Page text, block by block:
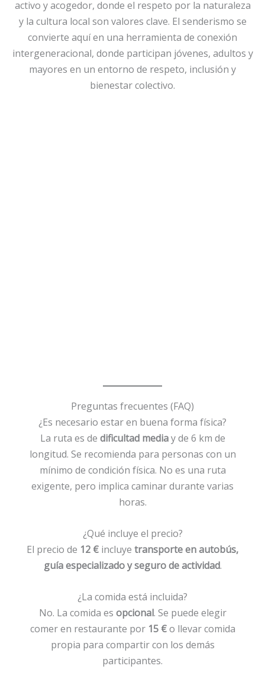
activo y acogedor, donde el respeto por la naturaleza
y la cultura local son valores clave. El senderismo se
convierte aquí en una herramienta de conexión
intergeneracional, donde participan jóvenes, adultos y
mayores en un entorno de respeto, inclusión y
bienestar colectivo.
Preguntas frecuentes (FAQ)
¿Es necesario estar en buena forma física?
La ruta es de dificultad mediay de 6 km de
longitud. Se recomienda para personas con un
mínimo de condición física. No es una ruta
exigente, pero implica caminar durante varias
horas.
¿Qué incluye el precio?
El precio de 12 € incluye transporte en autobús,
guía especializado y seguro de actividad.
¿La comida está incluida?
No. La comida es opcional. Se puede elegir
comer en restaurante por 15 €o llevar comida
propia para compartir con los demás
participantes.